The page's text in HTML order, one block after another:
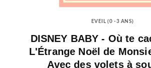
EVEIL (0 -3 ANS)
DISNEY BABY - Où te
L'Étrange Noël de
Avec des volets à